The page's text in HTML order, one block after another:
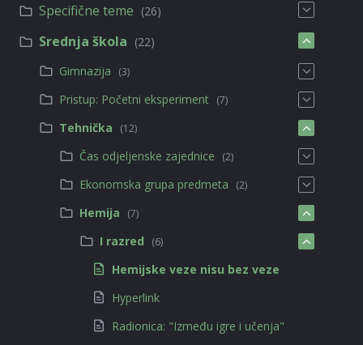
Specifične teme (26)
Srednja škola (22)
Gimnazija
(3)
Pristup: Početni eksperiment (7)
Tehnička (12)
Čas odjeljenske zajednice (2)
Ekonomska grupa predmeta (2)
Hemija (7)
I razred (6)
Hemijske veze nisu bez veze
Hyperlink
Radionica: "Između igre i učenja"